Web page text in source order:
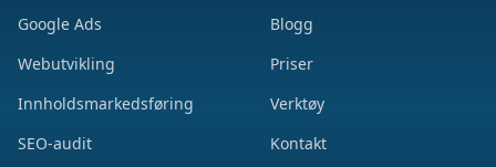
Google Ads
Webutvikling
Innholdsmarkedsføring
SEO-audit
Blogg
Priser
Verktøy
Kontakt